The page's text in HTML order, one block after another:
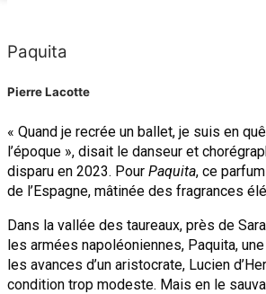
Paquita
Pierre Lacotte
« Quand je recrée un ballet, je suis en
l’époque », disait le danseur et
disparu en 2023. Pour Paquita, ce
de l’Espagne, mâtinée des fragrances
Dans la vallée des taureaux, près de
les armées napoléoniennes, Paquita,
les avances d’un aristocrate, Lucien
condition trop modeste. Mais en le